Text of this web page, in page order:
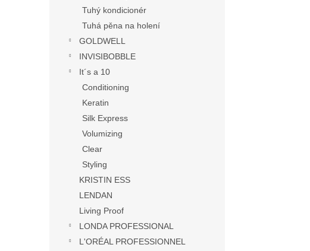
Tuhý kondicionér
Tuhá pěna na holení
GOLDWELL
INVISIBOBBLE
It´s a 10
Conditioning
Keratin
Silk Express
Volumizing
Clear
Styling
KRISTIN ESS
LENDAN
Living Proof
LONDA PROFESSIONAL
L'ORÉAL PROFESSIONNEL